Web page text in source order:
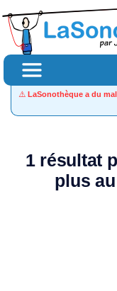
⚠️ LaSonothèque a du
1 résultat
plus